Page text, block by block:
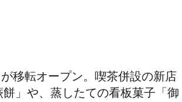
移転オープン。喫茶併設の新店
」や、蒸したての看板菓子「御